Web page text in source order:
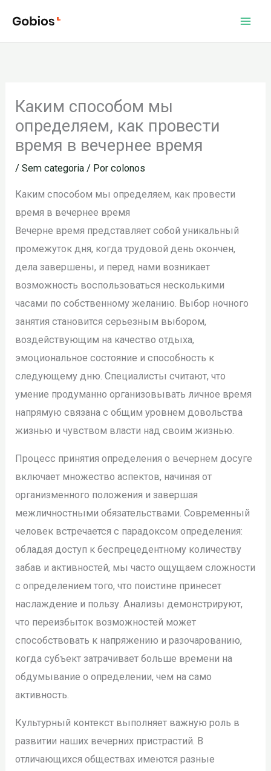
para
o
Каким способом мы
определяем, как провести
время в вечернее время
/Sem categoria / Porcolonos
Каким способом мы определяем, как провести
время в вечернее время
Вечерне время представляет собой уникальный
промежуток дня, когда трудовой день окончен,
дела завершены, и перед нами возникает
возможность воспользоваться несколькими
часами по собственному желанию. Выбор ночного
занятия становится серьезным выбором,
воздействующим на качество отдыха,
эмоциональное состояние и способность к
следующему дню. Специалисты считают, что
умение продуманно организовывать личное время
напрямую связана с общим уровнем довольства
жизнью и чувством власти над своим жизнью.
Процесс принятия определения о вечернем досуге
включает множество аспектов, начиная от
организменного положения и завершая
межличностными обязательствами. Современный
человек встречается с парадоксом определения:
обладая доступ к беспрецедентному количеству
забав и активностей, мы часто ощущаем сложности
с определением того, что поистине принесет
наслаждение и пользу. Анализы демонстрируют,
что переизбыток возможностей может
способствовать к напряжению и разочарованию,
когда субъект затрачивает больше времени на
обдумывание о определении, чем на само
активность.
Культурный контекст выполняет важную роль в
развитии наших вечерних пристрастий. В
отличающихся обществах имеются разные